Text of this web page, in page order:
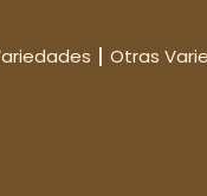
Otras